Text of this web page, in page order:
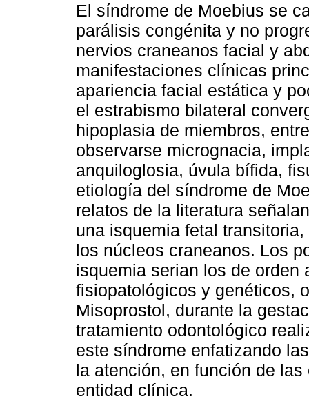
El síndrome de Moebius se
parálisis congénita y no
nervios craneanos facial y
manifestaciones clínicas
apariencia facial estática y
el estrabismo bilateral
hipoplasia de miembros,
observarse micrognacia,
anquiloglosia, úvula bífida,
etiología del síndrome de
relatos de la literatura
una isquemia fetal
los núcleos craneanos. Los
isquemia serian los de orden
fisiopatológicos y genéticos,
Misoprostol, durante la
tratamiento odontológico
este síndrome enfatizando
la atención, en función de
entidad clínica.